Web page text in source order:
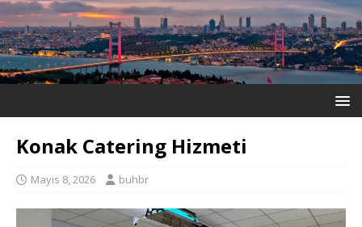
Konak Catering Hizmeti
Mayıs 8, 2026 buhbr